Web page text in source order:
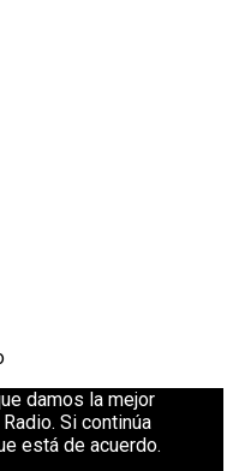
damos la mejor
Si continúa
está de acuerdo.